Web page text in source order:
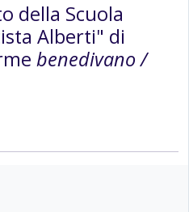
della Scuola
Alberti" di
benedivano /